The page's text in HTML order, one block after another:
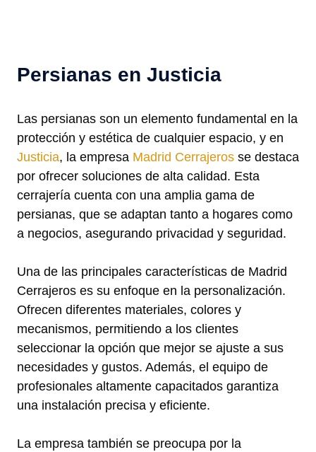
Persianas en Justicia
Las persianas son un elemento fundamental en la
protección y estética de cualquier espacio, y en
Justicia, la empresa Madrid Cerrajeros se destaca
por ofrecer soluciones de alta calidad. Esta
cerrajería cuenta con una amplia gama de
persianas, que se adaptan tanto a hogares como
a negocios, asegurando privacidad y seguridad.
Una de las principales características de Madrid
Cerrajeros es su enfoque en la personalización.
Ofrecen diferentes materiales, colores y
mecanismos, permitiendo a los clientes
seleccionar la opción que mejor se ajuste a sus
necesidades y gustos. Además, el equipo de
profesionales altamente capacitados garantiza
una instalación precisa y eficiente.
La empresa también se preocupa por la